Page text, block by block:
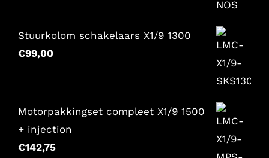
era:
è:
Stuurkolom schakelaars X1/9 1300
€99,00
Motorpakkingset compleet X1/9 1500
+ injection
€142,75